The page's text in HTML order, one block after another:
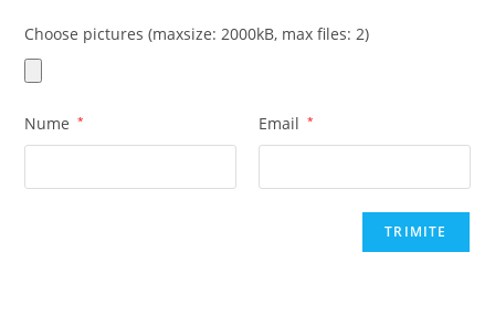
Choose pictures (maxsize: 2000kB, max files: 2)
Nume * Email *